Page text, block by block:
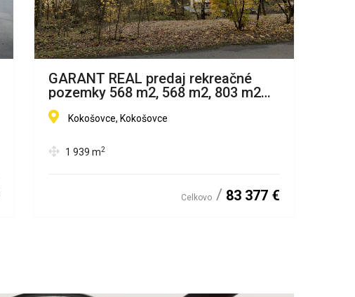
GARANT REAL predaj rekreačné
pozemky 568 m2, 568 m2, 803 m2
Sigord, Kokošovce, okr. Prešov
Kokošovce, Kokošovce
1 939 m2
Celkovo 83 377 €